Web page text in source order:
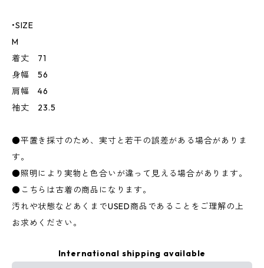
•SIZE
M
着丈 71
身幅 56
肩幅 46
袖丈 23.5
●平置き採寸のため、実寸と若干の誤差がある場合がありま
す。
●照明により実物と色合いが違って見える場合があります。
●こちらは古着の商品になります。
汚れや状態などあくまでUSED商品であることをご理解の上
お求めください。
International shipping available